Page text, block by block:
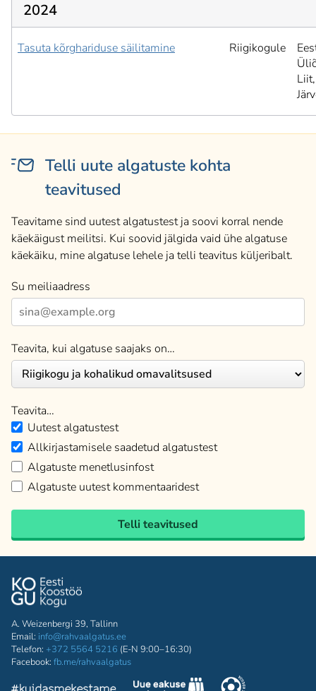
2024
Tasuta kõrghariduse säilitamine Riigikogule
Liit,
Telli uute algatuste kohta
teavitused
Teavitame sind uutest algatustest ja soovi korral nende
käekäigust meilitsi. Kui soovid jälgida vaid ühe algatuse
käekäiku, mine algatuse lehele ja telli teavitus küljeribalt.
Su meiliaadress
Teavita, kui algatuse saajaks on…
Teavita…
Uutest algatustest
Allkirjastamisele saadetud algatustest
Algatuste menetlusinfost
Algatuste uutest kommentaaridest
Telli teavitused
A. Weizenbergi 39, Tallinn
Email: info@rahvaalgatus.ee
Telefon: +372 5564 5216 (E-N 9:00–16:30)
Facebook: fb.me/rahvaalgatus